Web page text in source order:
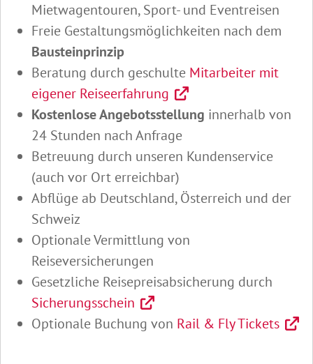
Mietwagentouren, Sport- und Eventreisen
Freie Gestaltungsmöglichkeiten nach dem
Bausteinprinzip
Beratung durch geschulte Mitarbeiter mit
eigener Reiseerfahrung
Kostenlose Angebotsstellung innerhalb von
24 Stunden nach Anfrage
Betreuung durch unseren Kundenservice
(auch vor Ort erreichbar)
Abflüge ab Deutschland, Österreich und der
Schweiz
Optionale Vermittlung von
Reiseversicherungen
Gesetzliche Reisepreisabsicherung durch
Sicherungsschein
Optionale Buchung von Rail & Fly Tickets